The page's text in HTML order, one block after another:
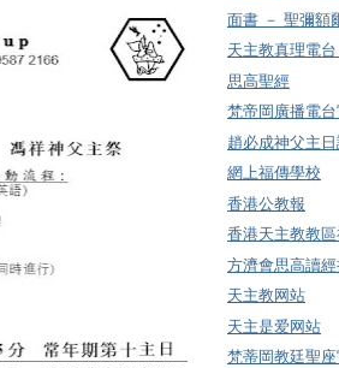
面書 － 聖彌額
天主教真理電
思高聖經
梵帝岡廣播電
趙必成神父主
網上福傳學校
香港公教報
香港天主教教
方濟會思高讀
天主教网站
天主是爱网站
梵蒂岡教廷聖